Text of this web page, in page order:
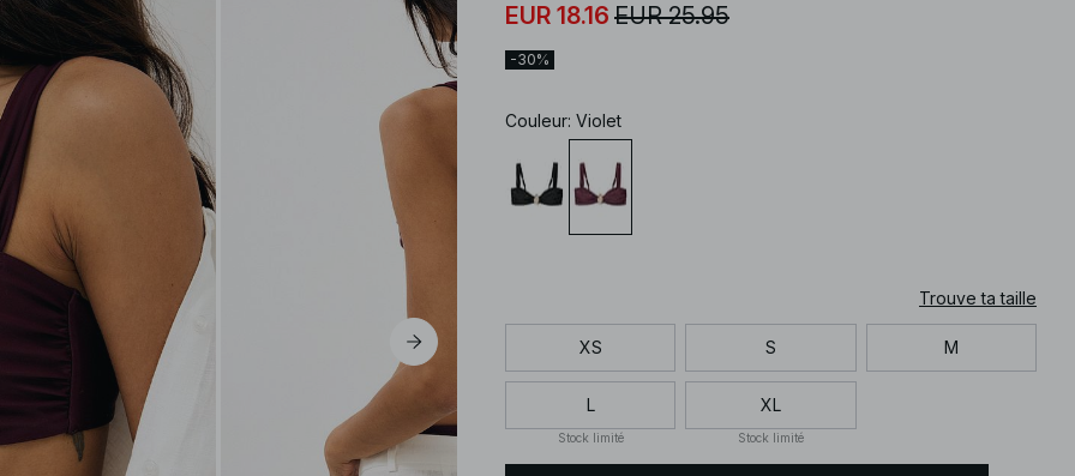
EUR 18.16 EUR 25.95
-30%
Couleur: Violet
Trouve ta taille
XS S M
L
Stock limité
XL
Stock limité